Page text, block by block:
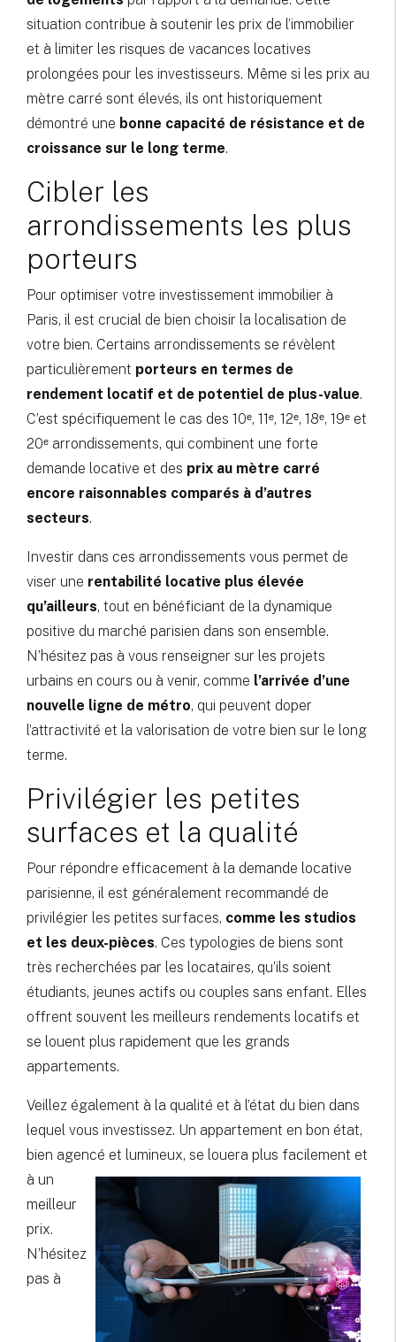
situation contribue à soutenir les prix de l’immobilier
et à limiter les risques de vacances locatives
prolongées pour les investisseurs. Même si les prix au
mètre carré sont élevés, ils ont historiquement
démontré une bonne capacité de résistance et de
croissance sur le long terme.
Cibler les
arrondissements les plus
porteurs
Pour optimiser votre investissement immobilier à
Paris, il est crucial de bien choisir la localisation de
votre bien. Certains arrondissements se révèlent
particulièrement porteurs en termes de
rendement locatif et de potentiel de plus-value.
C’est spécifiquement le cas des 10ᵉ, 11ᵉ, 12ᵉ, 18ᵉ, 19ᵉ et
20ᵉ arrondissements, qui combinent une forte
demande locative et des prix au mètre carré
encore raisonnables comparés à d’autres
secteurs.
Investir dans ces arrondissements vous permet de
viser une rentabilité locative plus élevée
qu’ailleurs, tout en bénéficiant de la dynamique
positive du marché parisien dans son ensemble.
N’hésitez pas à vous renseigner sur les projets
urbains en cours ou à venir, comme l’arrivée d’une
nouvelle ligne de métro, qui peuvent doper
l’attractivité et la valorisation de votre bien sur le long
terme.
Privilégier les petites
surfaces et la qualité
Pour répondre efficacement à la demande locative
parisienne, il est généralement recommandé de
privilégier les petites surfaces, comme les studios
et les deux-pièces. Ces typologies de biens sont
très recherchées par les locataires, qu’ils soient
étudiants, jeunes actifs ou couples sans enfant. Elles
offrent souvent les meilleurs rendements locatifs et
se louent plus rapidement que les grands
appartements.
Veillez également à la qualité et à l’état du bien dans
lequel vous investissez. Un appartement en bon état,
bien agencé et lumineux, se louera plus facilement et
à un
meilleur
prix.
N’hésitez
pas à